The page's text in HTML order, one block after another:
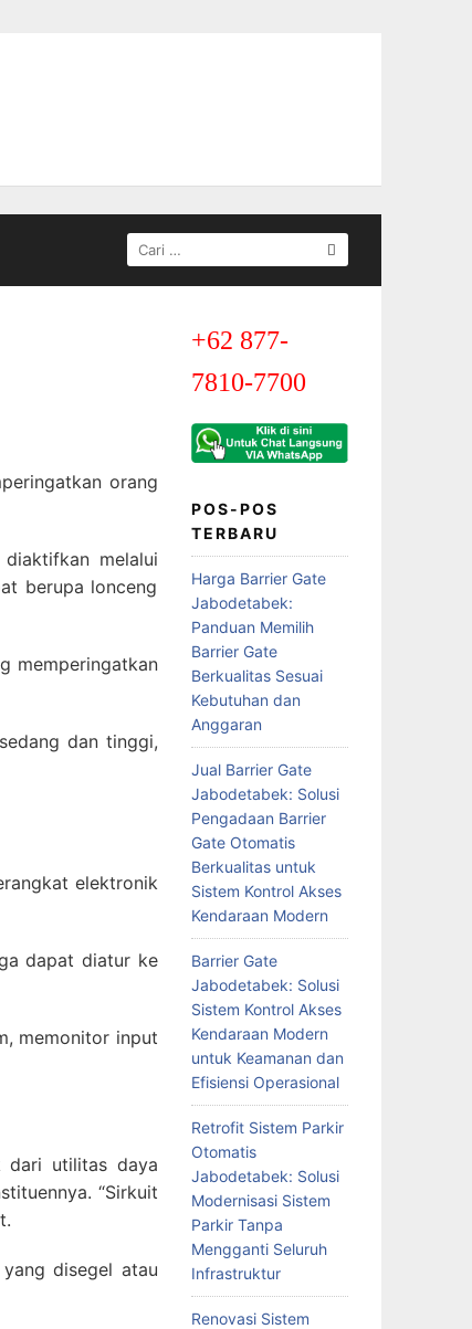
CARI
UNTUK:
orang
melalui
berupa lonceng
memperingatkan
dan tinggi,
elektronik
dapat diatur ke
memonitor input
dari utilitas daya
“Sirkuit
disegel atau
+62 877-
7810-7700
POS-POS
TERBARU
Harga Barrier Gate
Jabodetabek:
Panduan Memilih
Barrier Gate
Berkualitas Sesuai
Kebutuhan dan
Anggaran
Jual Barrier Gate
Jabodetabek: Solusi
Pengadaan Barrier
Gate Otomatis
Berkualitas untuk
Sistem Kontrol Akses
Kendaraan Modern
Barrier Gate
Jabodetabek: Solusi
Sistem Kontrol Akses
Kendaraan Modern
untuk Keamanan dan
Efisiensi Operasional
Retrofit Sistem Parkir
Otomatis
Jabodetabek: Solusi
Modernisasi Sistem
Parkir Tanpa
Mengganti Seluruh
Infrastruktur
Renovasi Sistem